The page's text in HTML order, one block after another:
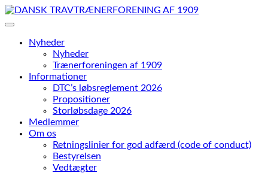
Skip
to
Nyheder
Nyheder
Trænerforeningen af 1909
Informationer
DTC’s løbsreglement 2026
Propositioner
Storløbsdage 2026
Medlemmer
Om os
Retningslinier for god adfærd (code of conduct)
Bestyrelsen
Vedtægter